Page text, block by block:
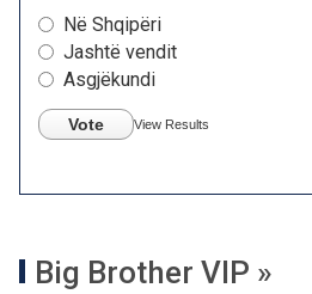
Në Shqipëri
Jashtë vendit
Asgjëkundi
Vote View Results
Big Brother VIP »